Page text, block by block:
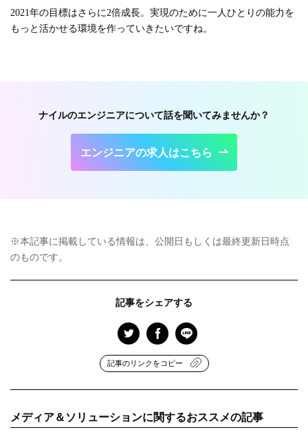
2021年の目標はさらに2倍成長。実現のために一人ひとりの能力を
もっと活かせる環境を作っていきたいですね。
ナイルのエンジニアについて話を聞いてみませんか？
エンジニアの求人はこちら
※本記事に掲載している情報は、公開日もしくは最終更新日時点
のものです。
記事をシェアする
記事のリンクをコピー
メディア＆ソリューションに関するおススメの記事